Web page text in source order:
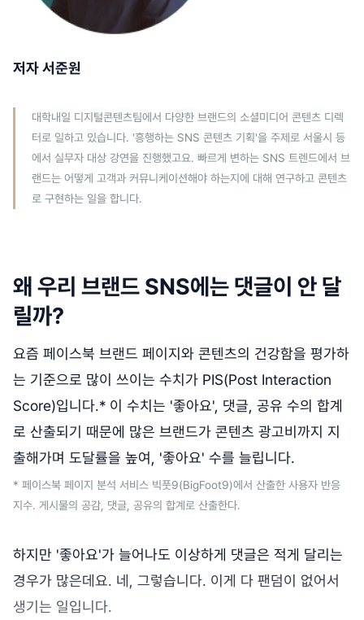
저자 서준원
대학내일 디지털콘텐츠팀에서 다양한 브랜드의 소셜미디어 콘텐츠 디렉
터로 일하고 있습니다. '흥행하는 SNS 콘텐츠 기획'을 주제로 서울시 등
에서 실무자 대상 강연을 진행했고요. 빠르게 변하는 SNS 트렌드에서 브
랜드는 어떻게 고객과 커뮤니케이션해야 하는지에 대해 연구하고 콘텐츠
로 구현하는 일을 합니다.
왜 우리 브랜드 SNS에는 댓글이 안 달
릴까?
요즘 페이스북 브랜드 페이지와 콘텐츠의 건강함을 평가하
는 기준으로 많이 쓰이는 수치가 PIS(Post Interaction
Score)입니다.* 이 수치는 '좋아요', 댓글, 공유 수의 합계
로 산출되기 때문에 많은 브랜드가 콘텐츠 광고비까지 지
출해가며 도달률을 높여, '좋아요' 수를 늘립니다.
* 페이스북 페이지 분석 서비스 빅풋9(BigFoot9)에서 산출한 사용자 반응
지수. 게시물의 공감, 댓글, 공유의 합계로 산출한다.
하지만 '좋아요'가 늘어나도 이상하게 댓글은 적게 달리는
경우가 많은데요. 네, 그렇습니다. 이게 다 팬덤이 없어서
생기는 일입니다.